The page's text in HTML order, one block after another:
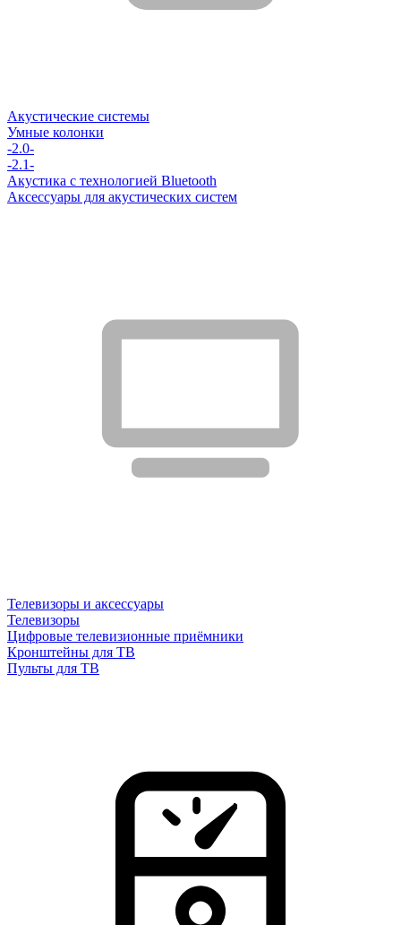
Акустические системы
Умные колонки
-2.0-
-2.1-
Акустика с технологией Bluetooth
Аксессуары для акустических систем
Телевизоры и аксессуары
Телевизоры
Цифровые телевизионные приёмники
Кронштейны для ТВ
Пульты для ТВ